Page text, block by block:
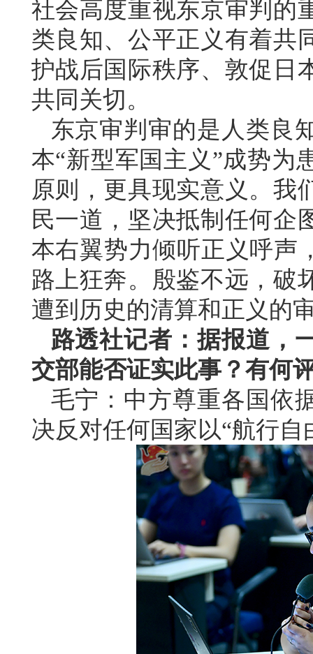
社会高度重视东京审判的
类良知、公平正义有着共
护战后国际秩序、敦促日
共同关切。
东京审判审的是人类良
本“新型军国主义”成势为
原则，更具现实意义。我
民一道，坚决抵制任何企
本右翼势力倾听正义呼声
路上狂奔。殷鉴不远，破
遭到历史的清算和正义的
路透社记者：据报道，
交部能否证实此事？有何
毛宁：中方尊重各国依
决反对任何国家以“航行